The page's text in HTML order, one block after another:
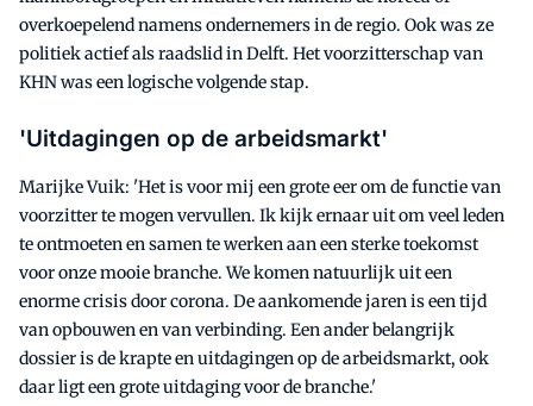
overkoepelend namens ondernemers in de regio. Ook was ze
politiek actief als raadslid in Delft. Het voorzitterschap van
KHN was een logische volgende stap.
'Uitdagingen op de arbeidsmarkt'
Marijke Vuik: 'Het is voor mij een grote eer om de functie van
voorzitter te mogen vervullen. Ik kijk ernaar uit om veel leden
te ontmoeten en samen te werken aan een sterke toekomst
voor onze mooie branche. We komen natuurlijk uit een
enorme crisis door corona. De aankomende jaren is een tijd
van opbouwen en van verbinding. Een ander belangrijk
dossier is de krapte en uitdagingen op de arbeidsmarkt, ook
daar ligt een grote uitdaging voor de branche.'